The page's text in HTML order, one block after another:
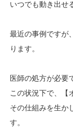
いつでも動き出せ
最近の事例ですが
ります。
医師の処方が必要
この状況下で、【
その仕組みを生か
す。